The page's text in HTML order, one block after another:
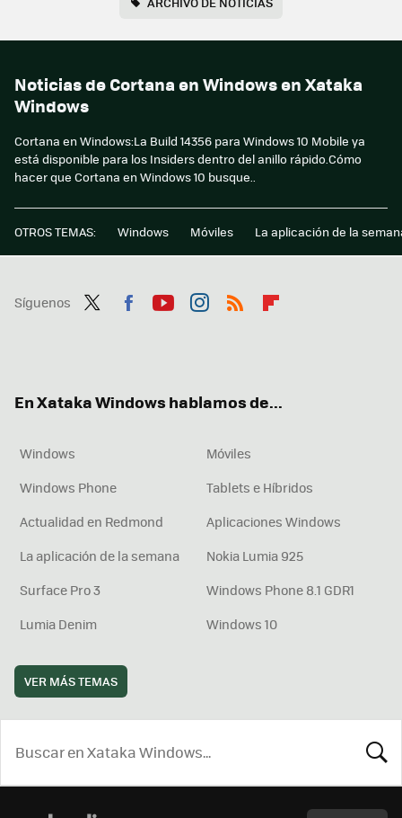
Noticias de Cortana en Windows en Xataka
Windows
Cortana en Windows:La Build 14356 para Windows 10 Mobile ya
está disponible para los Insiders dentro del anillo rápido.Cómo
hacer que Cortana en Windows 10 busque..
OTROS TEMAS: Windows Móviles La aplicación de la
Síguenos
En Xataka Windows hablamos de...
Windows
Móviles
Windows Phone
Tablets e Híbridos
Actualidad en Redmond
Aplicaciones Windows
La aplicación de la semana
Nokia Lumia 925
Surface Pro 3
Windows Phone 8.1 GDR1
Lumia Denim
Windows 10
VER MÁS TEMAS